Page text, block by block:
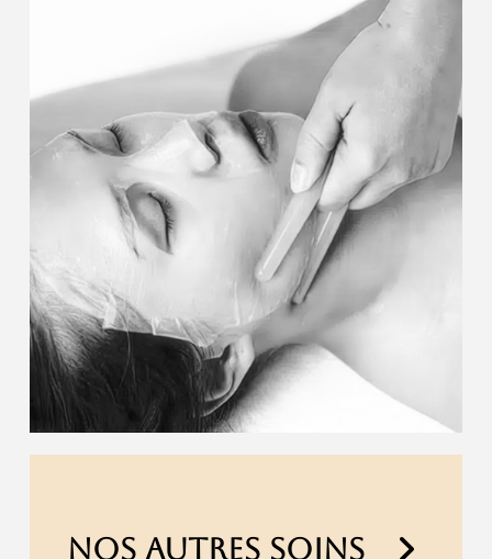
NOS AUTRES SOINS